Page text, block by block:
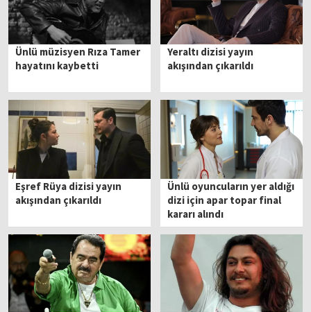
Ünlü müzisyen Rıza Tamer
hayatını kaybetti
Yeraltı dizisi yayın
akışından çıkarıldı
Eşref Rüya dizisi yayın
akışından çıkarıldı
Ünlü oyuncuların yer aldığı
dizi için apar topar final
kararı alındı